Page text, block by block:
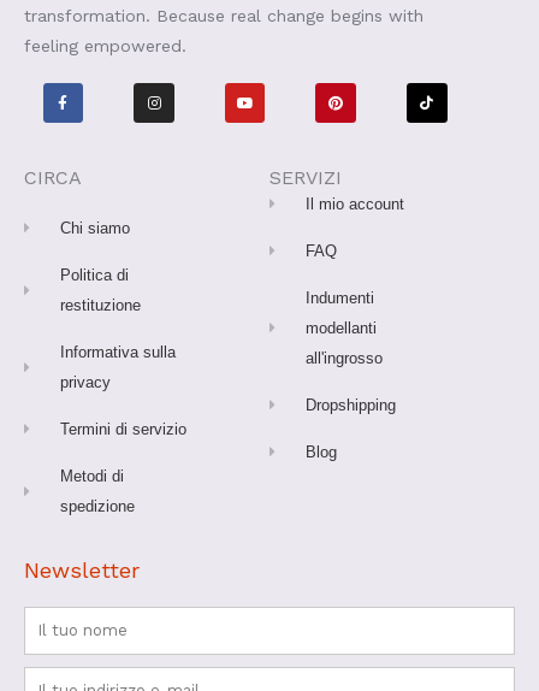
transformation. Because real change begins with
feeling empowered.
F
a
c
e
o
k
I
n
s
t
Y
o
u
t
P
i
n
t
e
s
t
T
i
k
t
CIRCA
Chi siamo
Politica di
restituzione
Informativa sulla
privacy
Termini di servizio
Metodi di
spedizione
SERVIZI
Il mio account
FAQ
Indumenti
modellanti
all'ingrosso
Dropshipping
Blog
Newsletter
Nome
Email